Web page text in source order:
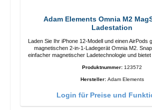
Adam Elements Omnia M2
Ladestation
Laden Sie Ihr iPhone 12-Modell und einen AirPods
magnetischen 2-in-1-Ladegerät Omnia M2. Snap and Charge mit
einfacher magnetischer Ladetechnologie und bietet
ermöglicht das Design mit einstellbarem
Serie Laden Sie Ihr iPhone bequem vertikal oder
Produktnummer: 123572
Hersteller: Adam Elements
Login für Preise und